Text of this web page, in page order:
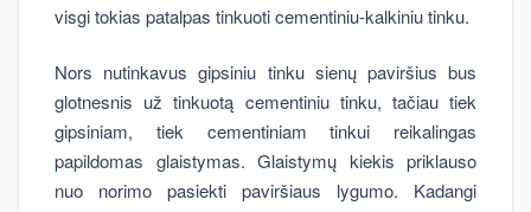
visgi tokias patalpas tinkuoti cementiniu-kalkiniu tinku.
Nors nutinkavus gipsiniu tinku sienų paviršius bus
glotnesnis už tinkuotą cementiniu tinku, tačiau tiek
gipsiniam, tiek cementiniam tinkui reikalingas
papildomas glaistymas. Glaistymų kiekis priklauso
nuo norimo pasiekti paviršiaus lygumo. Kadangi